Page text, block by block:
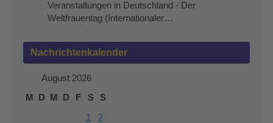
Veranstaltungen in Deutschland - Der
Weltfrauentag (Internationaler…
Nachrichtenkalender
August 2026
M
D M D F S S
1 2